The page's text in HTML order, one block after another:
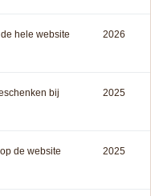
hele website
2026
bij
2025
de website
2025